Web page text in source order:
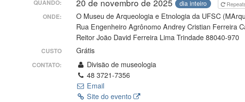
QUANDO: dia inteiro
ONDE:
O Museu de Arqueologia e Etnologia da UFSC
Rua Engenheiro Agrônomo Andrey Cristian Ferreira
Reitor João David Ferreira Lima Trindade 88040-970
CUSTO Grátis
CONTATO:
Divisão de museologia
48 3721-7356
Email
Site do evento